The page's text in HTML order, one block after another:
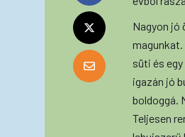
Nagyon jó
süti és
igazán jó
boldoggá.
Teljesen